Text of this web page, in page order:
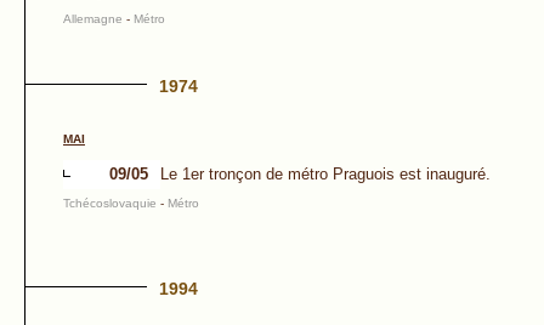
Allemagne - Métro
1974
MAI
09/05 Le 1er tronçon de métro Praguois est inauguré.
Tchécoslovaquie - Métro
1994